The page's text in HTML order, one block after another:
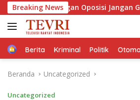
Langsung
ke
konten
Breaking News
Oposisi Jangan Ganggu
HomeBerita Kriminal Politik
Beranda Uncategorized
Uncategorized